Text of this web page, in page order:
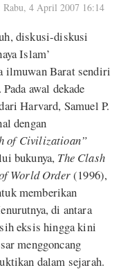
Rabu, 4 April 2007 16:14
diskusi-diskusi
Islam’
ilmuwan Barat sendiri
awal dekade
Harvard, Samuel P.
dengan
of Civilizatioan”
bukunya, The Clash
World Order(1996),
memberikan
di antara
eksis hingga kini
menggoncang
dalam sejarah.